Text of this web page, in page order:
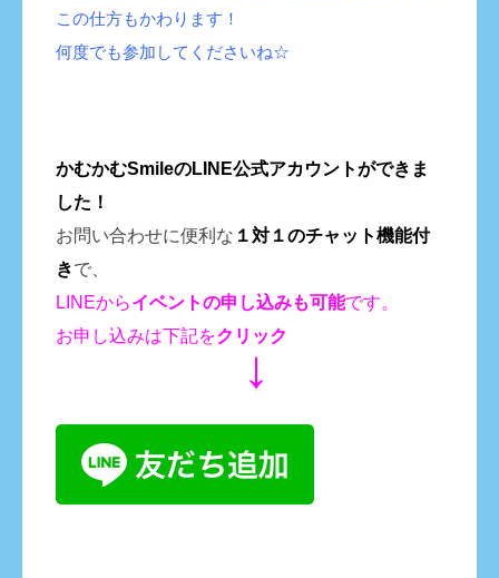
この仕方もかわります！
何度でも参加してくださいね☆
かむかむSmileのLINE公式アカウントができま
した！
お問い合わせに便利な １対１のチャット機能付
きで、
LINEからイベントの申し込みも可能です。
お申し込みは下記をクリック
↓